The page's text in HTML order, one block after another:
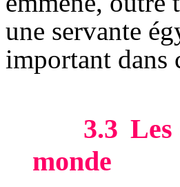
une servante
important dans
3.3 Les
monde